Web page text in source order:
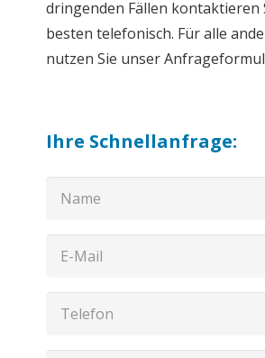
dringenden Fällen kontaktieren
besten telefonisch. Für alle
nutzen Sie unser
Ihre Schnellanfrage: